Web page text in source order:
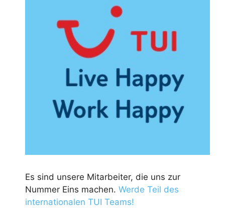
Es sind unsere Mitarbeiter, die uns zur
Nummer Eins machen. Werde Teil des
internationalen TUI Teams!